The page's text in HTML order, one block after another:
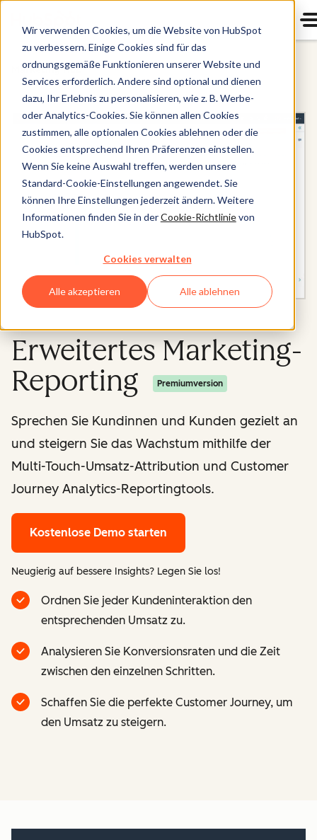
Wir verwenden Cookies, um die Website von HubSpot
zu verbessern. Einige Cookies sind für das
ordnungsgemäße Funktionieren unserer Website und
Services erforderlich. Andere sind optional und dienen
dazu, Ihr Erlebnis zu personalisieren, wie z. B. Werbe-
oder Analytics-Cookies. Sie können allen Cookies
zustimmen, alle optionalen Cookies ablehnen oder die
Cookies entsprechend Ihren Präferenzen einstellen.
Wenn Sie keine Auswahl treffen, werden unsere
Standard-Cookie-Einstellungen angewendet. Sie
können Ihre Einstellungen jederzeit ändern. Weitere
Informationen finden Sie in derCookie-Richtlinievon
HubSpot.
Cookies verwalten
Alle akzeptieren Alle ablehnen
Marketing Hub
Erweitertes Marketing-
Reporting
Premiumversion
Sprechen Sie Kundinnen und Kunden gezielt an
und steigern Sie das Wachstum mithilfe der
Multi-Touch-Umsatz-Attribution und Customer
Journey Analytics-Reportingtools.
Kostenlose Demo starten
Neugierig auf bessere Insights? Legen Sie los!
Ordnen Sie jeder Kundeninteraktion den
entsprechenden Umsatz zu.
Analysieren Sie Konversionsraten und die Zeit
zwischen den einzelnen Schritten.
Schaffen Sie die perfekte Customer Journey, um
den Umsatz zu steigern.